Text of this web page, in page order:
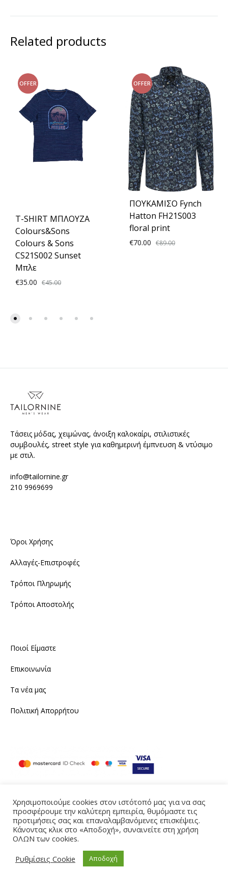
Related products
OFFER
T-SHIRT ΜΠΛΟΥΖΑ
Colours&Sons
Colours & Sons
CS21S002 Sunset
Μπλε
€35.00 €45.00
OFFER
ΠΟΥΚΑΜΙΣΟ Fynch
Hatton FH21S003
floral print
€70.00 €89.00
Τάσεις μόδας, χειμώνας, άνοιξη καλοκαίρι, στιλιστικές
συμβουλές, street style για καθημερινή έμπνευση & ντύσιμο
με στιλ.
info@tailornine.gr
210 9969699
Όροι Χρήσης
Αλλαγές-Επιστροφές
Τρόποι Πληρωμής
Τρόποι Αποστολής
Ποιοί Είμαστε
Επικοινωνία
Τα νέα μας
Πολιτική Απορρήτου
©2021 tailornine.gr. All rights reserved
InstagramFacebook
Produced by eTouch
Χρησιμοποιούμε cookies στον ιστότοπό μας για να σας
προσφέρουμε την καλύτερη εμπειρία, θυμόμαστε τις
προτιμήσεις σας και επαναλαμβανόμενες επισκέψεις.
Κάνοντας κλικ στο «Αποδοχή», συναινείτε στη χρήση
ΟΛΩΝ των cookies.
Ρυθμίσεις Cookie
Αποδοχή